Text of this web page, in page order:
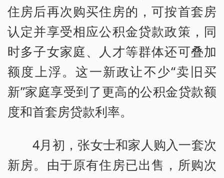
住房后再次购买住房的，可按首套房
认定并享受相应公积金贷款政策，同
时多子女家庭、人才等群体还可叠加
额度上浮。这一新政让不少“卖旧买
新”家庭享受到了更高的公积金贷款额
度和首套房贷款利率。
4月初，张女士和家人购入一套次
新房。由于原有住房已出售，所购次